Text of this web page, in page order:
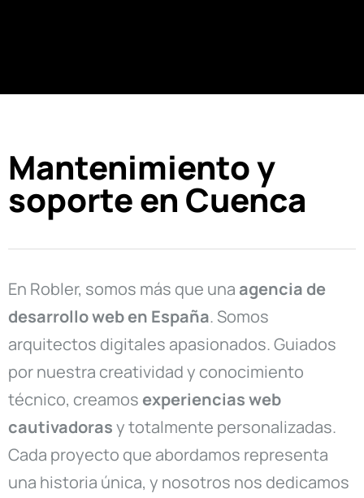
Mantenimiento y
soporte en Cuenca
En Robler, somos más que una agencia de
desarrollo web en España. Somos
arquitectos digitales apasionados. Guiados
por nuestra creatividad y conocimiento
técnico, creamos experiencias web
cautivadorasy totalmente personalizadas.
Cada proyecto que abordamos representa
una historia única, y nosotros nos dedicamos